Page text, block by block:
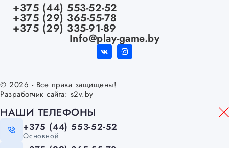
+375 (44) 553-52-52
+375 (29) 365-55-78
+375 (29) 335-91-89
Info@play-game.by
© 2026 - Все права защищены!
Разработчик сайта: s2v.by
НАШИ ТЕЛЕФОНЫ
+375 (44) 553-52-52
Основной